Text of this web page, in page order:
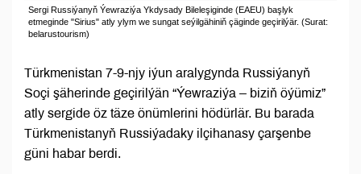
Sergi Russiýanyň Ýewraziýa Ykdysady Bileleşiginde (EAEU) başlyk
etmeginde "Sirius" atly ylym we sungat seýilgähiniň çäginde geçirilýär. (Surat:
belarustourism)
Türkmenistan 7-9-njy iýun aralygynda Russiýanyň
Soçi şäherinde geçirilýän “Ýewraziýa – biziň öýümiz”
atly sergide öz täze önümlerini hödürlär. Bu barada
Türkmenistanyň Russiýadaky ilçihanasy çarşenbe
güni habar berdi.